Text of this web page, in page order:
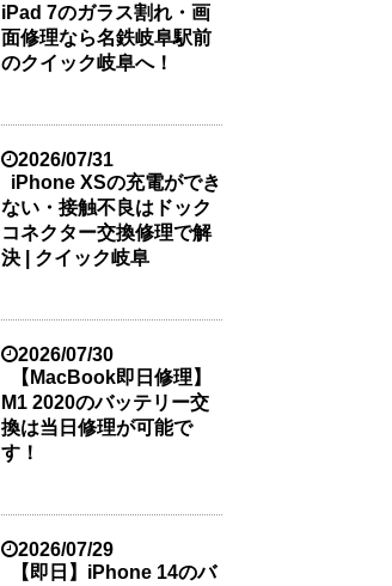
iPad 7のガラス割れ・画
面修理なら名鉄岐阜駅前
のクイック岐阜へ！
2026/07/31
iPhone XSの充電ができ
ない・接触不良はドック
コネクター交換修理で解
決 | クイック岐阜
2026/07/30
【MacBook即日修理】
M1 2020のバッテリー交
換は当日修理が可能で
す！
2026/07/29
【即日】iPhone 14のバ